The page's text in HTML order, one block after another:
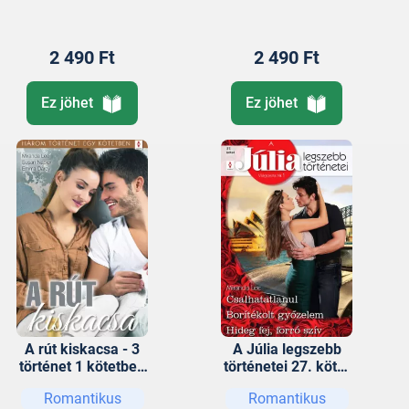
2 490 Ft
Ez jöhet
2 490 Ft
Ez jöhet
A rút kiskacsa - 3
történet 1 kötetben
adom fel!, Egy szál
Romantikus
A Júlia legszebb
történetei 27. kötet
Csalhatatlanul,
Romantikus